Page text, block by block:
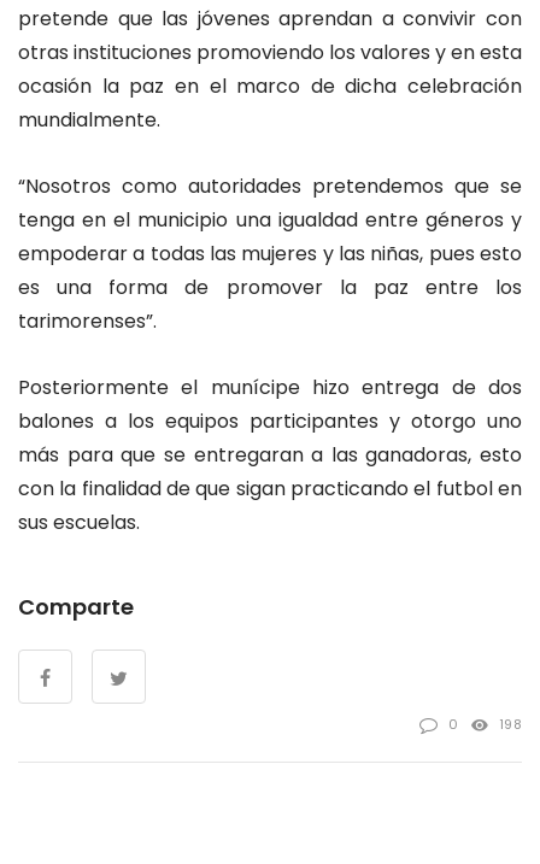
pretende que las jóvenes aprendan a convivir con
otras instituciones promoviendo los valores y en esta
ocasión la paz en el marco de dicha celebración
mundialmente.
“Nosotros como autoridades pretendemos que se
tenga en el municipio una igualdad entre géneros y
empoderar a todas las mujeres y las niñas, pues esto
es una forma de promover la paz entre los
tarimorenses”.
Posteriormente el munícipe hizo entrega de dos
balones a los equipos participantes y otorgo uno
más para que se entregaran a las ganadoras, esto
con la finalidad de que sigan practicando el futbol en
sus escuelas.
Comparte
0 198